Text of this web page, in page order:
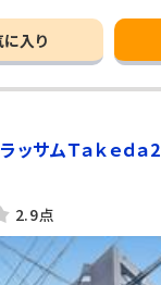
入り
ッサムＴａｋｅｄａ2
2.9点